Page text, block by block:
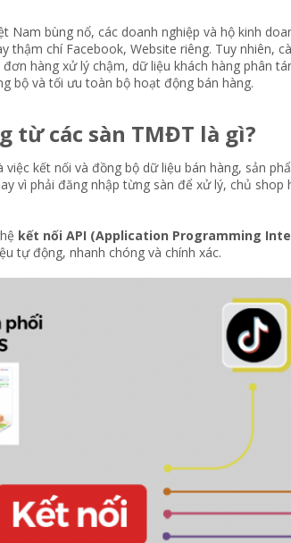
bùng nổ, các doanh nghiệp và hộ kinh
thậm chí Facebook, Website riêng. Tuy nhiên,
hàng xử lý chậm, dữ liệu khách hàng phân
bộ và tối ưu toàn bộ hoạt động bán hàng.
từ các sàn TMĐT là gì?​
việc kết nối và đồng bộ dữ liệu bán hàng, sản
vì phải đăng nhập từng sàn để xử lý, chủ
kết nối API (Application Programming
tự động, nhanh chóng và chính xác.